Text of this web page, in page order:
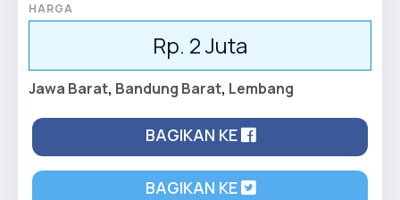
HARGA
Rp. 2 Juta
Jawa Barat, Bandung Barat, Lembang
BAGIKAN KE
BAGIKAN KE